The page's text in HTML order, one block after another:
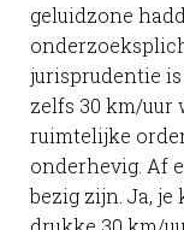
geluidzone
jurisprudentie
zelfs 30 km/uur
ruimtelijke
onderhevig. Af
bezig zijn. Ja,